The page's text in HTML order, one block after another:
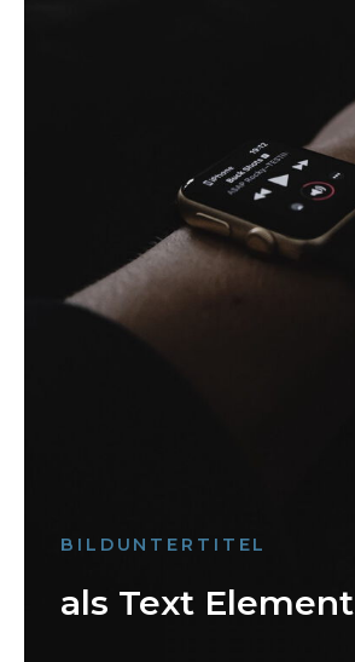
BILDUNTERTITEL
als Text Element